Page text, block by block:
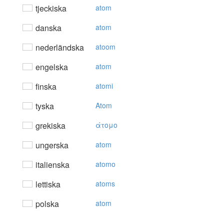
tjeckiska atom
danska atom
nederländska atoom
engelska atom
finska atomi
tyska Atom
grekiska άτoμo
ungerska atom
italienska atomo
lettiska atoms
polska atom